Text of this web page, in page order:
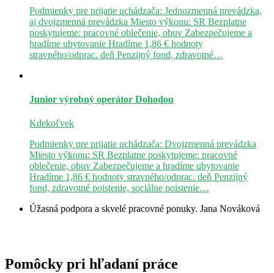
Podmienky pre prijatie uchádzača: Jednozmenná prevádzka,
aj dvojzmenná prevádzka Miesto výkonu: SR Bezplatne
poskytujeme: pracovné oblečenie, obuv Zabezpečujeme a
hradíme ubytovanie Hradíme 1,86 € hodnoty
stravného/odprac. deň Penzijný fond, zdravotné…
Junior výrobný operátor Dohodou
Kdekoľvek
Podmienky pre prijatie uchádzača: Dvojzmenná prevádzka
Miesto výkonu: SR Bezplatne poskytujeme: pracovné
oblečenie, obuv Zabezpečujeme a hradíme ubytovanie
Hradíme 1,86 € hodnoty stravného/odprac. deň Penzijný
fond, zdravotné poistenie, sociálne poistenie…
Úžasná podpora a skvelé pracovné ponuky. Jana Nováková
Pomôcky pri hľadaní práce